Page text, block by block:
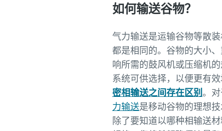
如何输送谷物？
气力输送是运输谷物等散
都是相同的。谷物的大小
响所需的鼓风机或压缩机
系统可供选择，以便更有
密相输送之间存在区别。
力输送是移动谷物的理想技
除了要知道以哪种相输送